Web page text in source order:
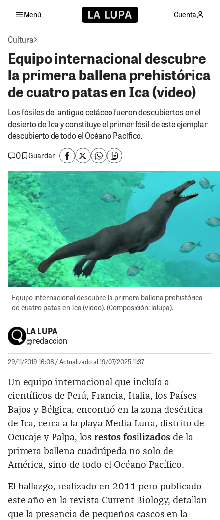
Menú Cuenta
Cultura
Equipo internacional descubre
la primera ballena prehistórica
de cuatro patas en Ica (video)
Los fósiles del antiguo cetáceo fueron descubiertos en el
desierto de Ica y constituye el primer fósil de este ejemplar
descubierto de todo el Océano Pacífico.
0
Guardar
Equipo internacional descubre la primera ballena prehistórica
de cuatro patas en Ica (video). (Composición: lalupa).
LA LUPA
@redaccion
29/11/2019 16:08 / Actualizado al 19/07/2025 11:37
Un equipo internacional que incluía a
científicos de Perú, Francia, Italia, los Países
Bajos y Bélgica, encontró en la zona desértica
de Ica, cerca a la playa Media Luna, distrito de
Ocucaje y Palpa, los restos fosilizados de la
primera ballena cuadrúpeda no solo de
América, sino de todo el Océano Pacífico.
El hallazgo, realizado en 2011 pero publicado
este año en la revista Current Biology, detallan
que la presencia de pequeños cascos en la